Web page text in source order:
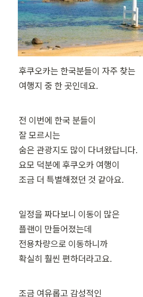
후쿠오카는 한국분들이 자주 찾는
여행지 중 한 곳인데요.
전 이번에 한국 분들이
잘 모르시는
숨은 관광지도 많이 다녀왔답니다.
요모 덕분에 후쿠오카 여행이
조금 더 특별해졌던 것 같아요.
일정을 짜다보니 이동이 많은
플랜이 만들어졌는데
전용차량으로 이동하니까
확실히 훨씬 편하더라고요.
조금 여유롭고 감성적인